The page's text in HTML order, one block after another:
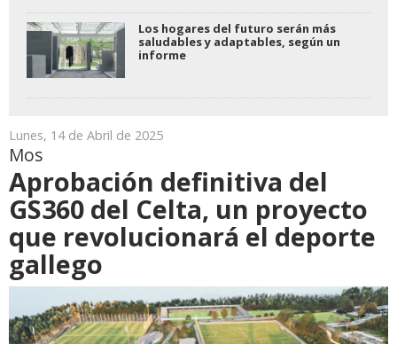
Los hogares del futuro serán más
saludables y adaptables, según un
informe
Lunes, 14 de Abril de 2025
Mos
Aprobación definitiva del
GS360 del Celta, un proyecto
que revolucionará el deporte
gallego